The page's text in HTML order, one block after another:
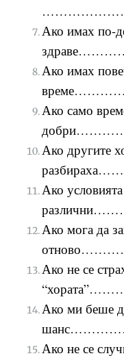
Ако имах по-
Ако имах
Ако само
Ако другите
Ако
Ако мога да
Ако не се
Ако ми беше
Ако не се